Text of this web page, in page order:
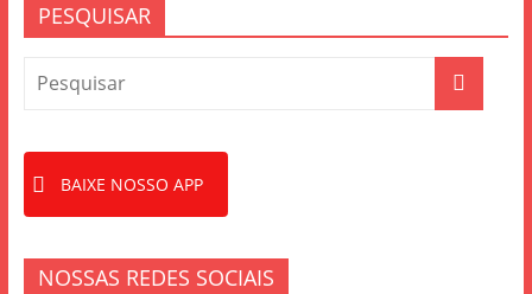
PESQUISAR
BAIXE NOSSO APP
NOSSAS REDES SOCIAIS